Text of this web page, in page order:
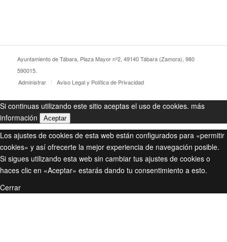
Ayuntamiento de Tábara, Plaza Mayor nº2, 49140 Tábara (Zamora), 980
590015.
Administrar
Aviso Legal y Política de Privacidad
Si continuas utilizando este sitio aceptas el uso de cookies. más
información
Aceptar
Los ajustes de cookies de esta web están configurados para «permitir
cookies» y así ofrecerte la mejor experiencia de navegación posible.
Si sigues utilizando esta web sin cambiar tus ajustes de cookies o
haces clic en «Aceptar» estarás dando tu consentimiento a esto.
Cerrar